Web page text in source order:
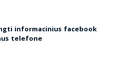
informacinius facebook
telefone